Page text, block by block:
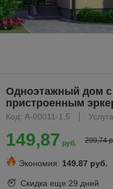
Одноэтажный дом
пристроенным
Код: А-00011-1,5 Услуга
149,87 руб. 299,74
Экономия: 149.87 руб.
Скидка еще 29 дней